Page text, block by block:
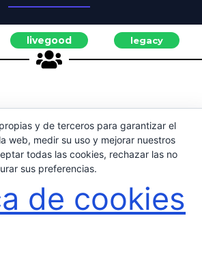
livegood legacy
y de terceros para garantizar el
web, medir su uso y mejorar nuestros
todas las cookies, rechazar las no
sus preferencias.
de cookies